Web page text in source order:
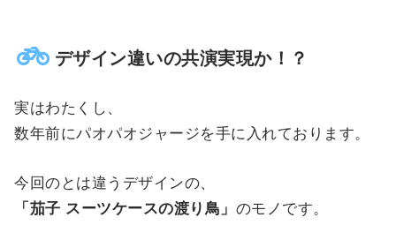
デザイン違いの共演実現か！？
実はわたくし、
数年前にパオパオジャージを手に入れております。
今回のとは違うデザインの、
「茄子 スーツケースの渡り鳥」 のモノです。